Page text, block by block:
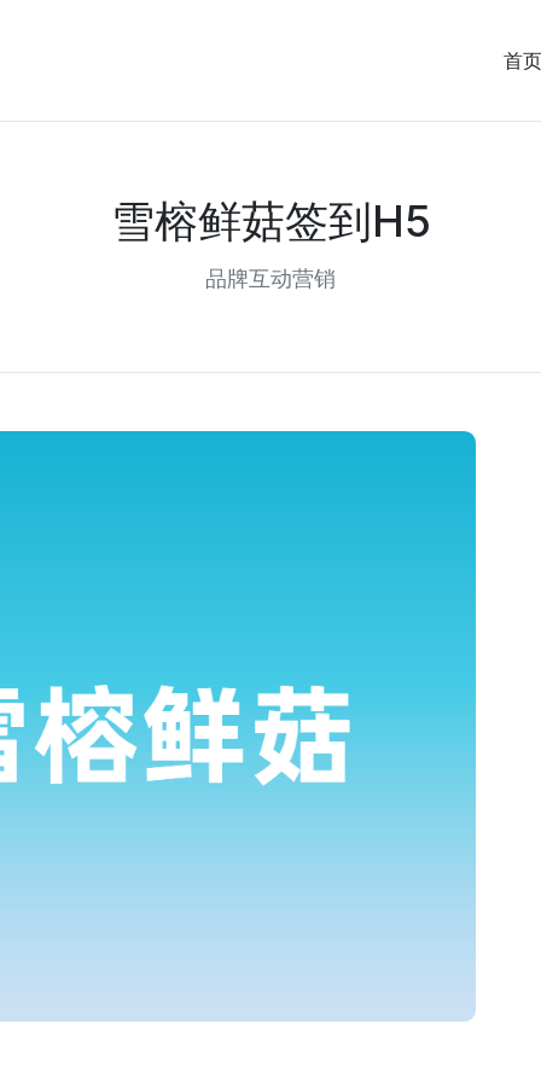
首页
雪榕鲜菇签到H5
品牌互动营销